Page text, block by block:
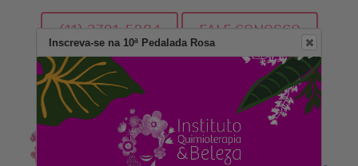
(11) 3791-5284
FALE CONOSCO
Inscreva-se na 10ª Pedalada Rosa